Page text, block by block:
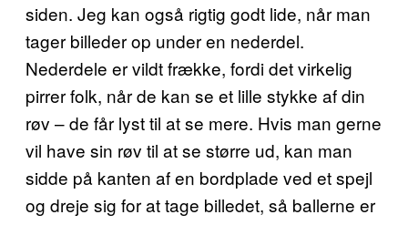
siden. Jeg kan også rigtig godt lide, når man
tager billeder op under en nederdel.
Nederdele er vildt frække, fordi det virkelig
pirrer folk, når de kan se et lille stykke af din
røv – de får lyst til at se mere. Hvis man gerne
vil have sin røv til at se større ud, kan man
sidde på kanten af en bordplade ved et spejl
og dreje sig for at tage billedet, så ballerne er